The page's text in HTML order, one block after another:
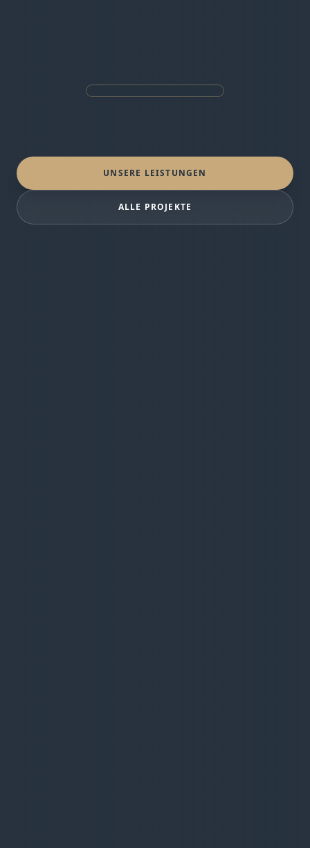
UNSERE LEISTUNGEN
ALLE PROJEKTE